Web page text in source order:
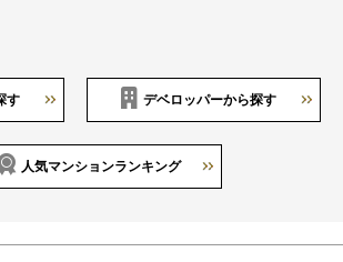
す デベロッパーから探す
人気マンションランキング